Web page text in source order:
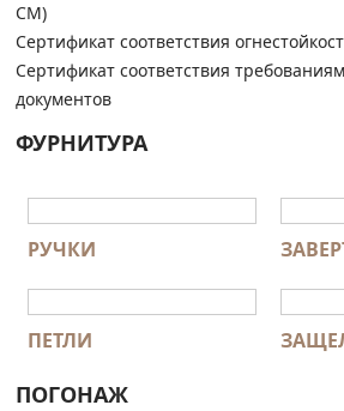
СМ)
Сертификат соответствия
Сертификат соответствия
документов
ФУРНИТУРА
РУЧКИ
ПЕТЛИ
ПОГОНАЖ